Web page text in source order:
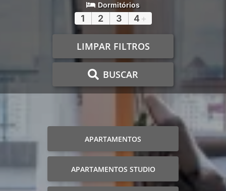
Dormitórios
1 2 3 4 +
LIMPAR FILTROS
BUSCAR
APARTAMENTOS
APARTAMENTOS STUDIO